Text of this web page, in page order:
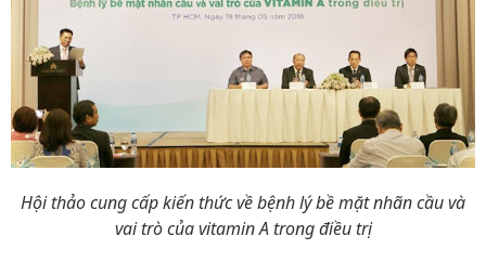
Hội thảo cung cấp kiến thức về bệnh lý bề mặt nhãn cầu và
vai trò của vitamin A trong điều trị